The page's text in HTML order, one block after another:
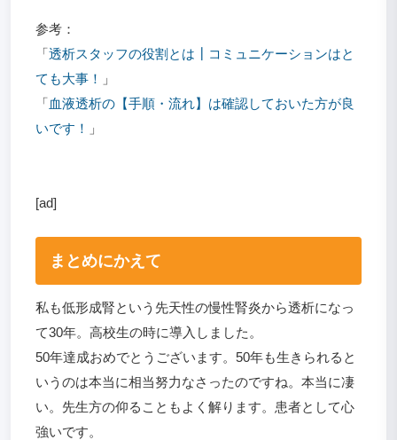
参考：
「透析スタッフの役割とは┃コミュニケーションはと
ても大事！
」
「血液透析の【手順・流れ】は確認しておいた方が良
いです！
」
[ad]
まとめにかえて
私も低形成腎という先天性の慢性腎炎から透析になっ
て30年。高校生の時に導入しました。
50年達成おめでとうございます。50年も生きられると
いうのは本当に相当努力なさったのですね。本当に凄
い。先生方の仰ることもよく解ります。患者として心
強いです。